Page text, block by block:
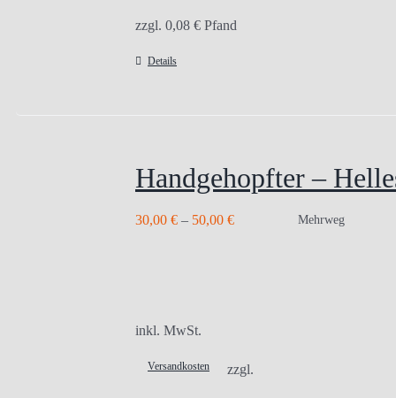
zzgl. 0,08 € Pfand
Details
Handgehopfter –
30,00 € – 50,00 € Mehrweg
inkl. MwSt.
zzgl.
Versandkosten